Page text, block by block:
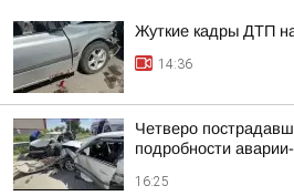
Жуткие кадры ДТП
14:36
Четверо
подробности аварии-
16:25